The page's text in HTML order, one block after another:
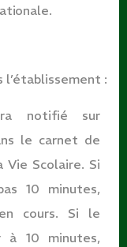
l’établissement :
notifié sur
le carnet de
Vie Scolaire. Si
10 minutes,
cours. Si le
à 10 minutes,